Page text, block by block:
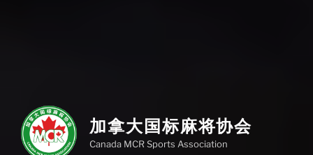
加拿大国标麻将协会
Canada MCR Sports Association